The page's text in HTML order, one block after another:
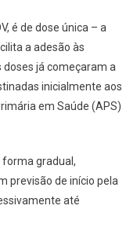
é de dose única – a
a adesão às
já começaram a
inicialmente aos
em Saúde (APS)
forma gradual,
previsão de início pela
até